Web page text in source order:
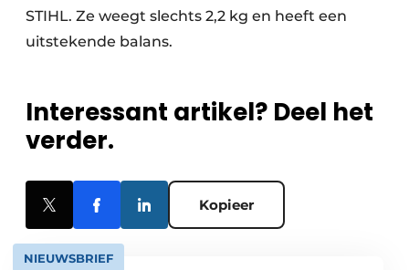
STIHL. Ze weegt slechts 2,2 kg en heeft een
uitstekende balans.
Interessant artikel? Deel het
verder.
Kopieer
NIEUWSBRIEF